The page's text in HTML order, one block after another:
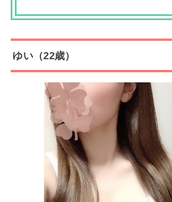
ゆい（22歳）